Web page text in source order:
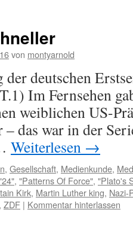
von montyarnold
der deutschen
Im Fernsehen
weiblichen US-
das war in der
Weiterlesen →
, Gesellschaft, Medienkunde,
, "Patterns Of Force", "Plato's
Kirk, Martin Luther king, Nazi-
ZDF | Kommentar hinterlassen